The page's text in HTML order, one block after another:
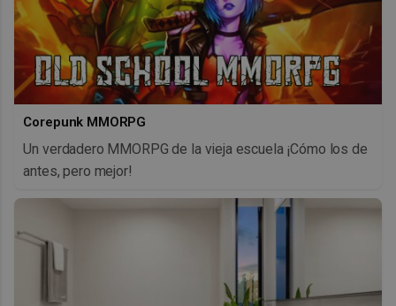
Corepunk MMORPG
Un verdadero MMORPG de la vieja escuela ¡Cómo los de
antes, pero mejor!